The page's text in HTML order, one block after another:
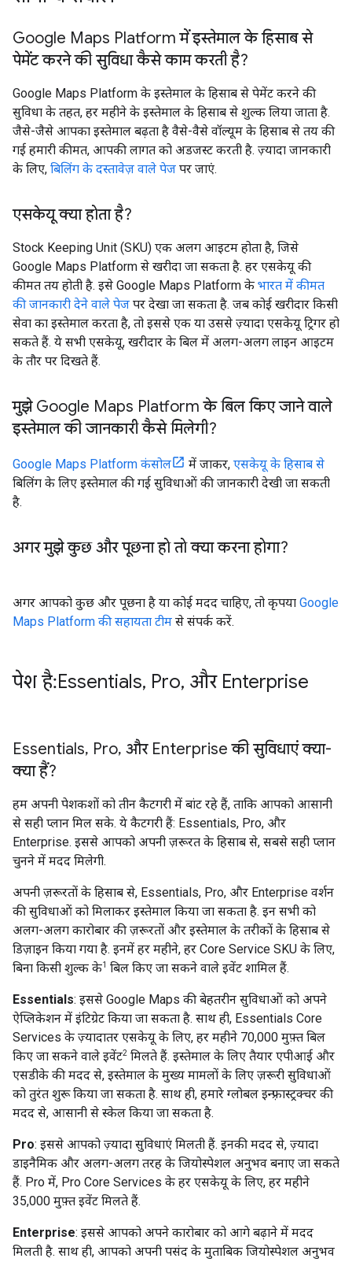
Google Maps Platform मेंइस्तेमाल के हिसाब से
पेमेंट करने की सुविधा कैसे काम करती है?
Google Maps Platform के इस्तेमाल के हिसाब से पेमेंट करने की
सुविधा के तहत, हर महीने के इस्तेमाल के हिसाब से शुल्क लिया जाता है.
जैसे-जैसे आपका इस्तेमाल बढ़ता है वैसे-वैसे वॉल्यूम के हिसाब से तय की
गई हमारी कीमत, आपकी लागत को अडजस्ट करती है. ज़्यादा जानकारी
के लिए, बिलिंग के दस्तावेज़ वाले पेज पर जाएं.
एसकेयू क्या होता है?
Stock Keeping Unit (SKU) एक अलग आइटम होता है, जिसे
Google Maps Platform से खरीदा जा सकता है. हर एसकेयू की
कीमत तय होती है. इसे Google Maps Platform के भारत में कीमत
की जानकारी देने वाले पेज पर देखा जा सकता है. जब कोई खरीदार किसी
सेवा का इस्तेमाल करता है, तो इससे एक या उससे ज़्यादा एसकेयू ट्रिगर हो
सकते हैं. ये सभी एसकेयू, खरीदार के बिल में अलग-अलग लाइन आइटम
के तौर पर दिखते हैं.
मुझे Google Maps Platform के बिल किए जाने वाले
इस्तेमाल की जानकारी कैसे मिलेगी?
Google Maps Platform कंसोल में जाकर, एसकेयू के हिसाब से
बिलिंग के लिए इस्तेमाल की गई सुविधाओं की जानकारी देखी जा सकती
है.
अगर मुझे कुछ और पूछना होतो क्या करना होगा?
अगर आपको कुछ और पूछना है या कोई मदद चाहिए, तो कृपया Google
Maps Platform की सहायता टीम से संपर्क करें.
पेश है: Essentials, Pro, और Enterprise
Essentials, Pro, और Enterprise की सुविधाएं क्या-
क्या हैं?
हम अपनी पेशकशों को तीन कैटगरी में बांट रहे हैं, ताकि आपको आसानी
से सही प्लान मिल सके. ये कैटगरी हैं: Essentials, Pro, और
Enterprise. इससे आपको अपनी ज़रूरत के हिसाब से, सबसे सही प्लान
चुनने में मदद मिलेगी.
अपनी ज़रूरतों के हिसाब से, Essentials, Pro, और Enterprise वर्शन
की सुविधाओं को मिलाकर इस्तेमाल किया जा सकता है. इन सभी को
अलग-अलग कारोबार की ज़रूरतों और इस्तेमाल के तरीकों के हिसाब से
डिज़ाइन किया गया है. इनमें हर महीने, हर Core Service SKU के लिए,
बिना किसी शुल्क के1 बिल किए जा सकने वाले इवेंट शामिल हैं.
Essentials: इससे Google Maps की बेहतरीन सुविधाओं को अपने
ऐप्लिकेशन में इंटिग्रेट किया जा सकता है. साथ ही, Essentials Core
Services के ज़्यादातर एसकेयू के लिए, हर महीने 70,000 मुफ़्त बिल
किए जा सकने वाले इवेंट2 मिलते हैं. इस्तेमाल के लिए तैयार एपीआई और
एसडीके की मदद से, इस्तेमाल के मुख्य मामलों के लिए ज़रूरी सुविधाओं
को तुरंत शुरू किया जा सकता है. साथ ही, हमारे ग्लोबल इन्फ़्रास्ट्रक्चर की
मदद से, आसानी से स्केल किया जा सकता है.
Pro: इससे आपको ज़्यादा सुविधाएं मिलती हैं. इनकी मदद से, ज़्यादा
डाइनैमिक और अलग-अलग तरह के जियोस्पेशल अनुभव बनाए जा सकते
हैं. Pro में, Pro Core Services के हर एसकेयू के लिए, हर महीने
35,000 मुफ़्त इवेंट मिलते हैं.
Enterprise: इससे आपको अपने कारोबार को आगे बढ़ाने में मदद
मिलती है. साथ ही, आपको अपनी पसंद के मुताबिक जियोस्पेशल अनुभव